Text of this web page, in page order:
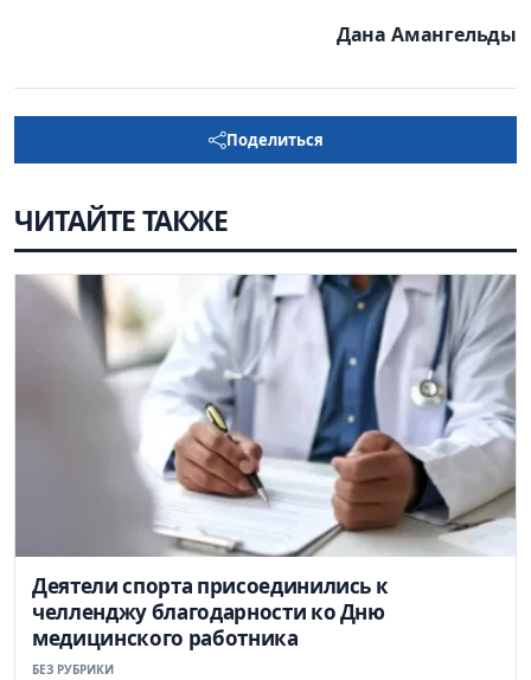
Дана Амангельды
Поделиться
ЧИТАЙТЕ ТАКЖЕ
Деятели спорта присоединились к
челленджу благодарности ко Дню
медицинского работника
БЕЗ РУБРИКИ